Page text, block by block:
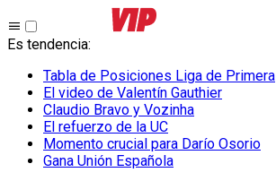
Es tendencia:
Tabla de Posiciones Liga de Primera
El video de Valentín Gauthier
Claudio Bravo y Vozinha
El refuerzo de la UC
Momento crucial para Darío Osorio
Gana Unión Española